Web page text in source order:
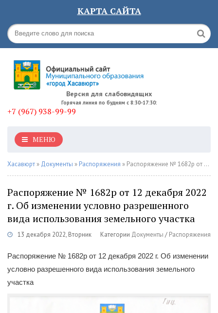
КАРТА САЙТА
Версия для слабовидящих
Горячая линия по будням с 8:30-17:30:
+7 (967) 938-99-99
МЕНЮ
Хасавюрт » Документы » Распоряжения » Распоряжение № 1682р от 12 декабря 2022 г. Об изменении условно разрешенного вида использования земельного участка
Распоряжение № 1682р от 12 декабря 2022
г. Об изменении условно разрешенного
вида использования земельного участка
13 декабря 2022, Вторник Категории Документы / Распоряжения
Распоряжение № 1682р от 12 декабря 2022 г. Об изменении
условно разрешенного вида использования земельного
участка